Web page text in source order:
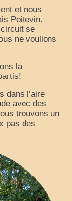
et nous
Poitevin.
se
ne voulions
la
dans l’aire
avec des
trouvons un
pas des